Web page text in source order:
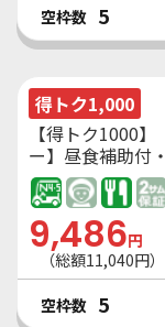
空枠数 5
得トク1,000
【得トク1000
ー】昼食補助付
9,486円
（総額11,040円）
空枠数 5